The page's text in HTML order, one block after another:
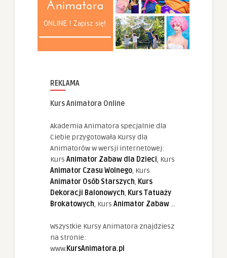
REKLAMA
Kurs Animatora Online
Akademia Animatora specjalnie dla
Ciebie przygotowała Kursy dla
Animatorów w wersji internetowej:
Kurs Animator Zabaw dla Dzieci, Kurs
Animator Czasu Wolnego, Kurs
Animator Osób Starszych, Kurs
Dekoracji Balonowych, Kurs Tatuaży
Brokatowych, Kurs Animator Zabaw...
Wszystkie Kursy Animatora znajdziesz
na stronie:
www.KursAnimatora.pl